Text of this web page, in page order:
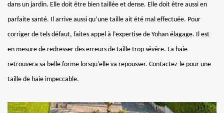
dans un jardin. Elle doit être bien taillée et dense. Elle doit être aussi en
parfaite santé. Il arrive aussi qu’une taille ait été mal effectuée. Pour
corriger de tels défaut, faites appel à l’expertise de Yohan élagage. Il est
en mesure de redresser des erreurs de taille trop sévère. La haie
retrouvera sa belle forme lorsqu’elle va repousser. Contactez-le pour une
taille de haie impeccable.